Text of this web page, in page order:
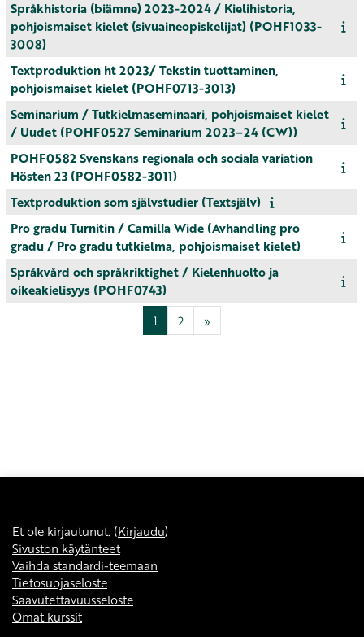
Språkhistoria (biämne) 2023-2024 / Kielihistoria,
pohjoismaiset kielet (sivuaineopiskelijat) (POHF1033-
3008)
Textproduktion ht 2023/ Tekstin tuottaminen,
pohjoismaiset kielet (POHF0713-3013)
Seminarium / Tutkielmaseminaari, pohjoismaiset kielet
/ Uudet (POHF0527 Seminarium 2023–24 (CW))
POHF0582 Svenskans regionala och sociala variation
Hösten 23 (POHF0582-3011)
Textproduktion som självstudier (Textsjälv)
Pro gradu Turnitin / Camilla Wide (Avhandling pro
gradu / Pro gradu tutkielma, pohjoismaiset kielet)
Språkvård och språkriktighet / Kielenhuolto ja
oikeakielisyys (POHF0743)
1 Sivu 1
2Sivu 2
»
Et ole kirjautunut. (Kirjaudu)
Sivuston käytänteet
Vaihda standardi-teemaan
Tietosuojaseloste
Saavutettavuusseloste
Omat kurssit